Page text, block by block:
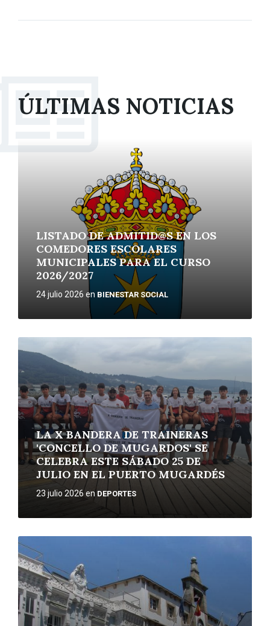
ÚLTIMAS NOTICIAS
LISTADO DE ADMITID@S EN LOS
COMEDORES ESCOLARES
MUNICIPALES PARA EL CURSO
2026/2027
24 julio 2026 en BIENESTAR SOCIAL
More
LA X BANDERA DE TRAINERAS
'CONCELLO DE MUGARDOS' SE
CELEBRA ESTE SÁBADO 25 DE
JULIO EN EL PUERTO MUGARDÉS
23 julio 2026 enDEPORTES
More
More